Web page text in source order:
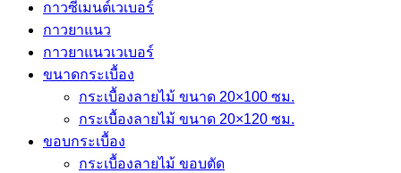
กาวซีเมนต์เวเบอร์
กาวยาแนว
กาวยาแนวเวเบอร์
ขนาดกระเบื้อง
กระเบื้องลายไม้ ขนาด 20×100 ซม.
กระเบื้องลายไม้ ขนาด 20×120 ซม.
ขอบกระเบื้อง
กระเบื้องลายไม้ ขอบตัด